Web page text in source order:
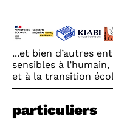
...et bien d’autres
sensibles à
et à la transition
particuliers